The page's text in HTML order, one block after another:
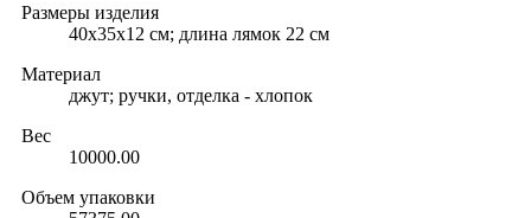
Размеры изделия
40х35x12 см; длина лямок 22 см
Материал
джут; ручки, отделка - хлопок
Вес
10000.00
Объем упаковки